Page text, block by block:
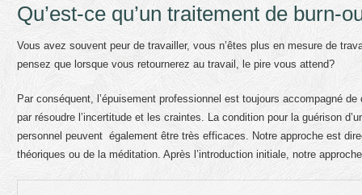
Qu’est-ce qu’un traitement de burn-
Vous avez souvent peur de travailler, vous n’êtes plus en mesure de
pensez que lorsque vous retournerez au travail, le pire vous attend?
Par conséquent, l’épuisement professionnel est toujours accompagné
par résoudre l’incertitude et les craintes. La condition pour la guérison
personnel peuvent également être très efficaces. Notre approche est
théoriques ou de la méditation. Après l’introduction initiale, notre